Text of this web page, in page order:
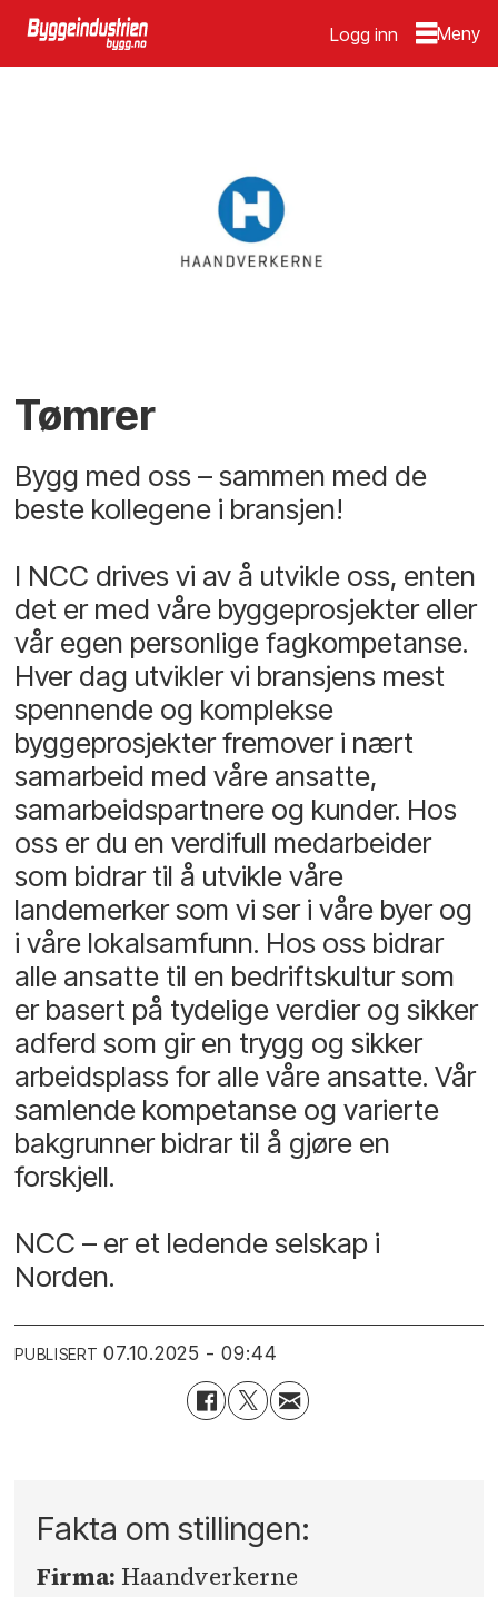
Logg inn
Tømrer
Bygg med oss – sammen med de
beste kollegene i bransjen!
I NCC drives vi av å utvikle oss, enten
det er med våre byggeprosjekter eller
vår egen personlige fagkompetanse.
Hver dag utvikler vi bransjens mest
spennende og komplekse
byggeprosjekter fremover i nært
samarbeid med våre ansatte,
samarbeidspartnere og kunder. Hos
oss er du en verdifull medarbeider
som bidrar til å utvikle våre
landemerker som vi ser i våre byer og
i våre lokalsamfunn. Hos oss bidrar
alle ansatte til en bedriftskultur som
er basert på tydelige verdier og sikker
adferd som gir en trygg og sikker
arbeidsplass for alle våre ansatte. Vår
samlende kompetanse og varierte
bakgrunner bidrar til å gjøre en
forskjell.
NCC – er et ledende selskap i
Norden.
PUBLISERT 07.10.2025 - 09:44
Fakta om stillingen:
Firma: Haandverkerne